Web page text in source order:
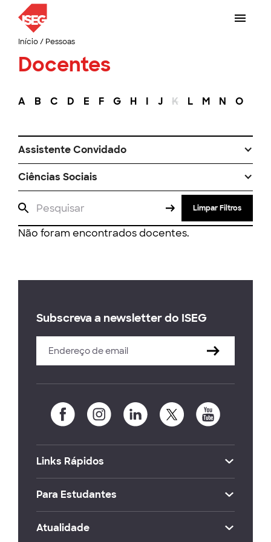
Início/ Pessoas
Docentes
A B C D E F G H I J K L M N O
Assistente Convidado
Ciências Sociais
Limpar Filtros
Não foram encontrados docentes.
Subscreva a newsletter do ISEG
Links Rápidos
Para Estudantes
Atualidade